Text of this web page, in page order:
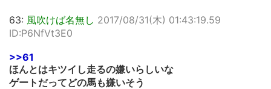
63: 風吹けば名無し 2017/08/31(木) 01:43:19.59
ID:P6NfVt3E0
>>61
ほんとはキツイし走るの嫌いらしいな
ゲートだってどの馬も嫌いそう